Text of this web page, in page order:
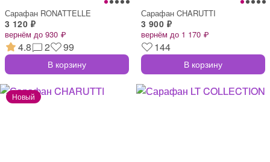
Сарафан RONATTELLE
3 120 ₽
вернём до 930 ₽
4.8 2 99
В корзину
Сарафан CHARUTTI
3 900 ₽
вернём до 1 170 ₽
144
В корзину